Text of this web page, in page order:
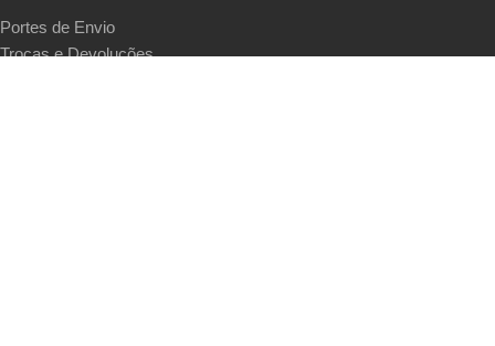
Portes de Envio
Trocas e Devoluções